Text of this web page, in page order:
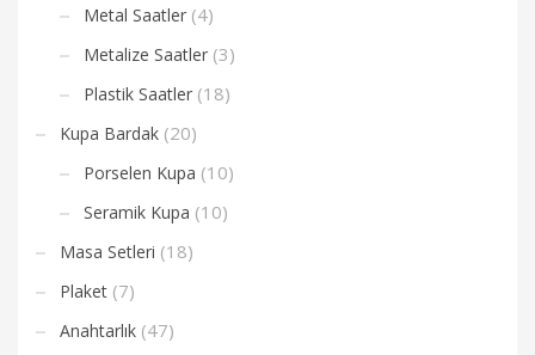
Metal Saatler (4)
Metalize Saatler (3)
Plastik Saatler (18)
Kupa Bardak (20)
Porselen Kupa (10)
Seramik Kupa (10)
Masa Setleri (18)
Plaket (7)
Anahtarlık (47)